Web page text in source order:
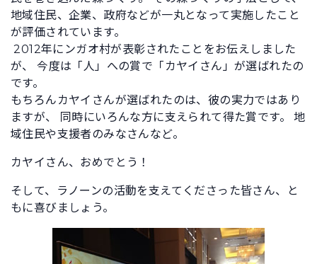
地域住民、企業、政府などが一丸となって実施したこと
が評価されています。
2012年にンガオ村が表彰されたことをお伝えしました
が、 今度は「人」への賞で「カヤイさん」が選ばれたの
です。
もちろんカヤイさんが選ばれたのは、彼の実力ではあり
ますが、 同時にいろんな方に支えられて得た賞です。 地
域住民や支援者のみなさんなど。
カヤイさん、おめでとう！
そして、ラノーンの活動を支えてくださった皆さん、と
もに喜びましょう。